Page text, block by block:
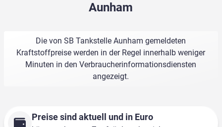
Aunham
Die von SB Tankstelle Aunham gemeldeten
Kraftstoffpreise werden in der Regel innerhalb weniger
Minuten in den Verbraucherinformationsdiensten
angezeigt.
Preise sind aktuell und in Euro